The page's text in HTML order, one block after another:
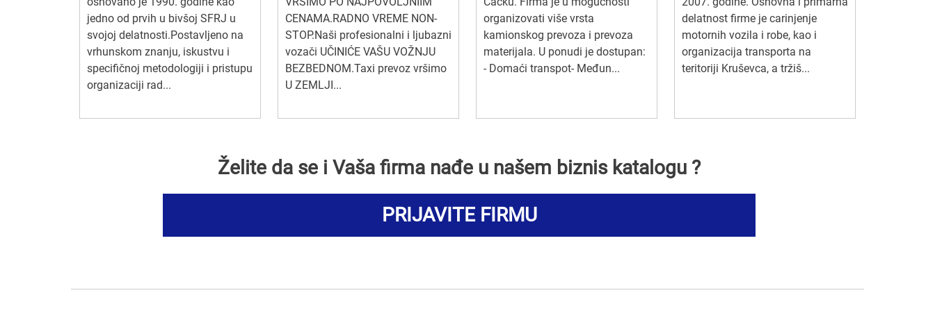
jedno od prvih u bivšoj SFRJ u
svojoj delatnosti.Postavljeno na
vrhunskom znanju, iskustvu i
specifičnoj metodologiji i pristupu
organizaciji rad...
CENAMA.RADNO VREME NON-
STOP.Naši profesionalni i ljubazni
vozači UČINIĆE VAŠU VOŽNJU
BEZBEDNOM.Taxi prevoz vršimo
U ZEMLJI...
organizovati više vrsta
kamionskog prevoza i prevoza
materijala. U ponudi je dostupan:
- Domaći transpot- Međun...
delatnost firme je carinjenje
motornih vozila i robe, kao i
organizacija transporta na
teritoriji Kruševca, a tržiš...
Želite da se i Vaša firma nađe u našem biznis katalogu ?
PRIJAVITE FIRMU